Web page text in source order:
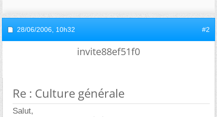
28/06/2006, 10h32 #2
invite88ef51f0
Re : Culture générale
Salut,